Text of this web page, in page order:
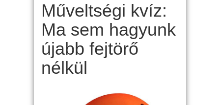
Műveltségi kvíz:
Ma sem hagyunk
újabb fejtörő
nélkül